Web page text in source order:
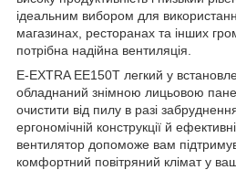
ідеальним вибором для
магазинах, ресторанах та інших
потрібна надійна вентиляція.
E-EXTRA EЕ150T легкий у
обладнаний знімною лицьовою
очистити від пилу в разі
ергономічній конструкції й
вентилятор допоможе вам
комфортний повітряний клімат у